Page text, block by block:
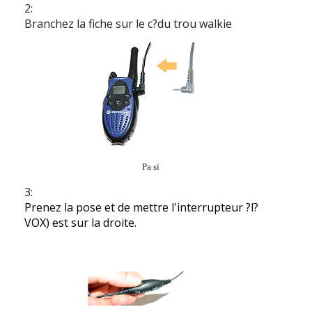
2:
Branchez la fiche sur le c?du trou walkie
Pa si
3:
Prenez la pose et de mettre l'interrupteur ?l?
VOX) est sur la droite.